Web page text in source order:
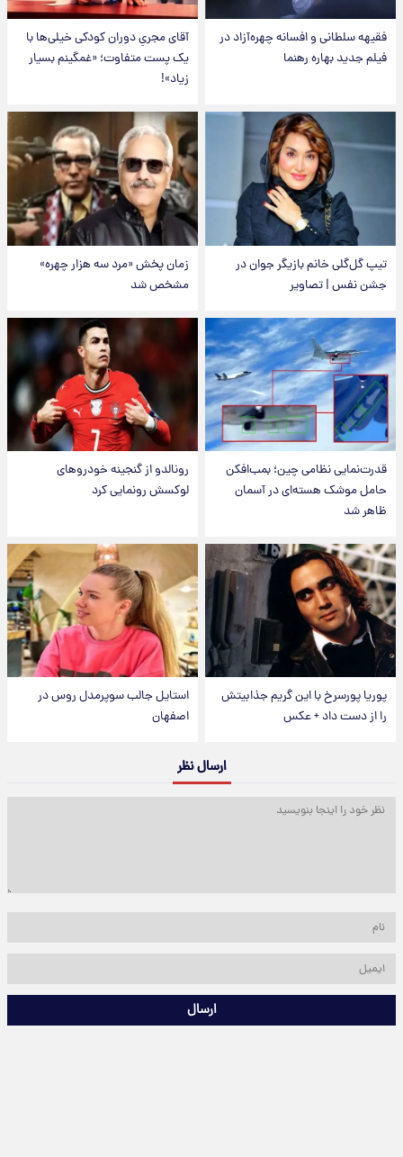
فقیهه سلطانی و افسانه چهره‌آزاد در
فیلم جدید بهاره رهنما
آقای مجریِ دوران کودکی خیلی‌ها با
یک پست متفاوت؛ «غمگینم بسیار
زیاد»!
تیپ گل‌گلی خانم بازیگر جوان در
جشن نفس | تصاویر
زمان پخش «مرد سه هزار چهره»
مشخص شد
قدرت‌نمایی نظامی چین؛ بمب‌افکن
حامل موشک هسته‌ای در آسمان
ظاهر شد
رونالدو از گنجینه خودروهای
لوکسش رونمایی کرد
پوریا پورسرخ با این گریم جذابیتش
را از دست داد + عکس
استایل جالب سوپرمدل روس در
اصفهان
ارسال نظر
ارسال